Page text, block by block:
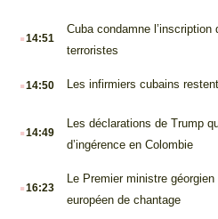
.14:51
Cuba condamne
terroristes
.14:50 Les infirmiers cubains
.14:49
Les déclarations de Trump
d’ingérence en Colombie
.16:23
Le Premier ministre
européen de chantage